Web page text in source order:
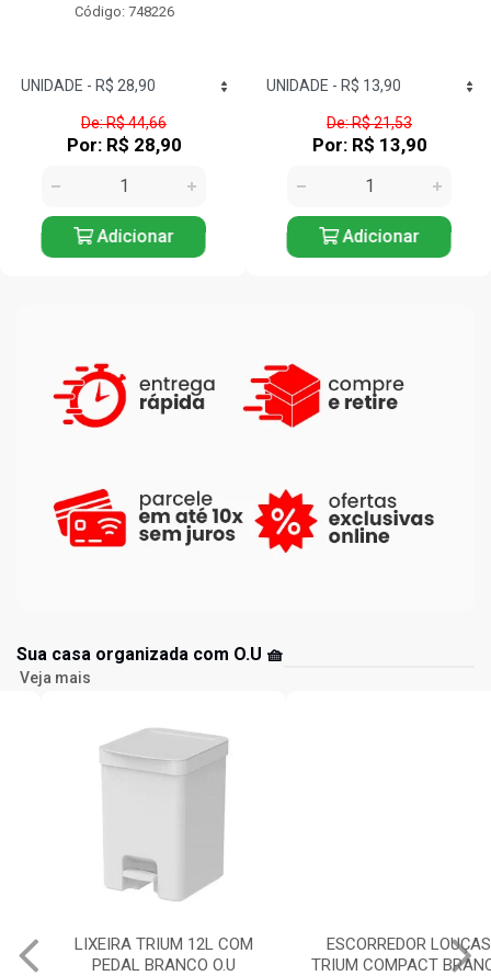
Código: 748226
De: R$ 44,66
Por: R$ 28,90
Adicionar
De: R$ 21,53
Por: R$ 13,90
Adicionar
Sua casa organizada com O.U 🧺
Veja mais
LIXEIRA TRIUM 12L COM
PEDAL BRANCO O.U
ESCORREDOR LOUÇAS
TRIUM COMPACT BRANCO